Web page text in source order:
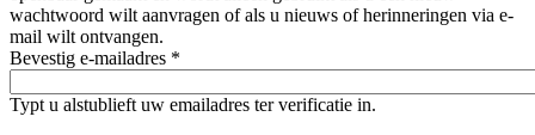
wachtwoord wilt aanvragen of als u nieuws of herinneringen via e-
mail wilt ontvangen.
Bevestig e-mailadres *
Typt u alstublieft uw emailadres ter verificatie in.